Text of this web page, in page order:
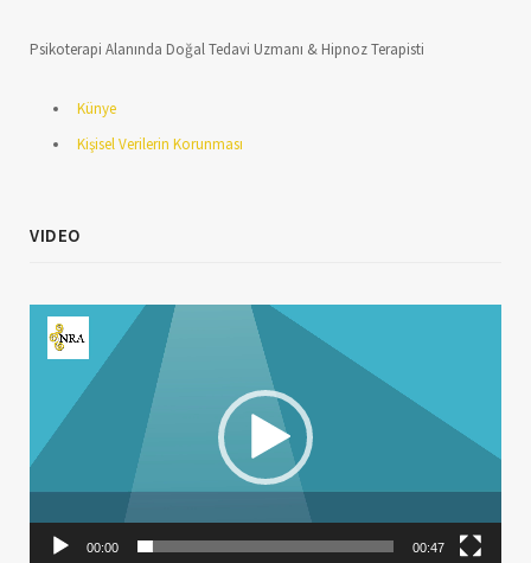
Psikoterapi Alanında Doğal Tedavi Uzmanı & Hipnoz Terapisti
Künye
Kişisel Verilerin Korunması
VIDEO
Video
oynatıcı
00:00 00:47